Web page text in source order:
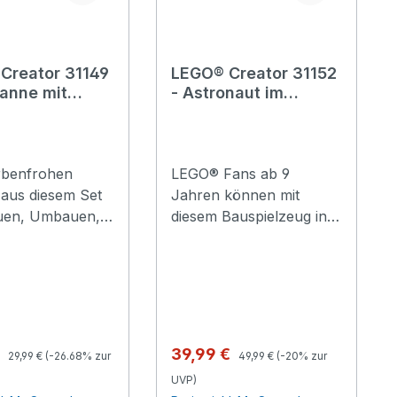
31149
mit
diesem Set
Umbauen,
eine
aus
mit Griff
Regulärer Preis:
29,99 € (-26.68% zur
LEGO® Creator 31152
- Astronaut im
LEGO® Fans ab 9
Jahren können mit
diesem Bauspielzeug ins
abnehmbaren
Raketenrucksack und
einen Helm mit goldenem
Verkaufspreis:
39,99 € Regulärer Preis:
49,99 € (-20% zur
UVP)